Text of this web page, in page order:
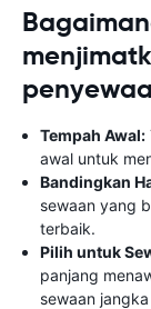
Tempah Awal:
awal untuk
Bandingkan
sewaan yang
terbaik.
Pilih untuk
panjang
sewaan